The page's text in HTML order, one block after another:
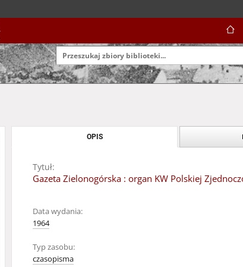
OPIS
Tytuł:
Gazeta Zielonogórska : organ KW Polskiej
Data wydania:
1964
Typ zasobu:
czasopisma